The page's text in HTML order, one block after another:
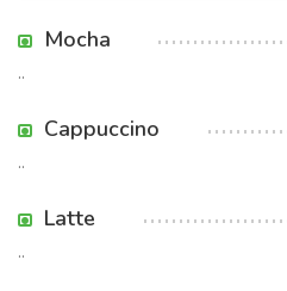
Mocha
..
Cappuccino
..
Latte
..